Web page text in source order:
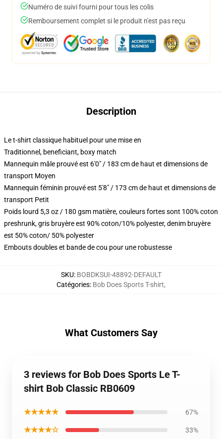
Numéro de suivi fourni pour tous les colis
Remboursement complet si le produit n'est pas reçu
Description
Le t-shirt classique habituel pour une mise en
Traditionnel, beneficiant, boxy match
Mannequin mâle prouvé est 6'0" / 183 cm de haut et dimensions de
transport Moyen
Mannequin féminin prouvé est 5'8" / 173 cm de haut et dimensions de
transport Petit
Poids lourd 5,3 oz / 180 gsm matière, couleurs fortes sont 100% coton
preshrunk, gris bruyère est 90% coton/10% polyester, denim bruyère
est 50% coton/ 50% polyester
Embouts doubles et bande de cou pour une robustesse
SKU: BOBDKSUI-48892-DEFAULT
Catégories: Bob Does Sports T-shirt,
What Customers Say
3 reviews for Bob Does Sports Le T-
shirt Bob Classic RB0609
★★★★★ 67%
★★★★☆ 33%